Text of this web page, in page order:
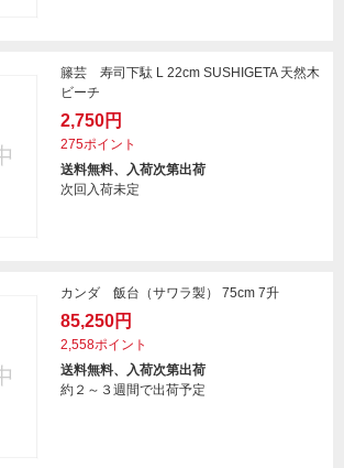
籐芸 寿司下駄 L 22cm SUSHIGETA 天然木
ビーチ
2,750円
275ポイント
送料無料、入荷次第出荷
次回入荷未定
カンダ 飯台（サワラ製） 75cm 7升
85,250円
2,558ポイント
送料無料、入荷次第出荷
約２～３週間で出荷予定